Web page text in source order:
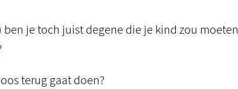
je toch juist degene die je kind zou moeten
terug gaat doen?